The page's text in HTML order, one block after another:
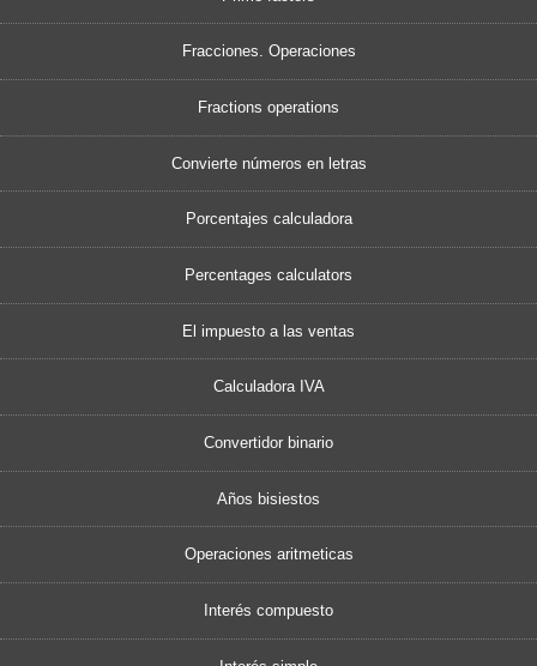
Fracciones. Operaciones
Fractions operations
Convierte números en letras
Porcentajes calculadora
Percentages calculators
El impuesto a las ventas
Calculadora IVA
Convertidor binario
Años bisiestos
Operaciones aritmeticas
Interés compuesto